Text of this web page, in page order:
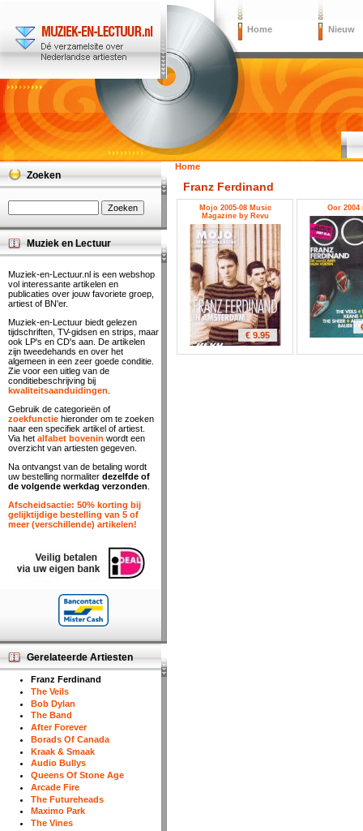
Home Nieuw
Home
Franz Ferdinand
Mojo 2005-08 Music
Magazine by Revu
€ 9.95
Oor 2004
Zoeken
Muziek en Lectuur
Muziek-en-Lectuur.nl is een webshop
vol interessante artikelen en
publicaties over jouw favoriete groep,
artiest of BN'er.
Muziek-en-Lectuur biedt gelezen
tijdschriften, TV-gidsen en strips, maar
ook LP's en CD's aan. De artikelen
zijn tweedehands en over het
algemeen in een zeer goede conditie.
Zie voor een uitleg van de
conditiebeschrijving bij
kwaliteitsaanduidingen
Gebruik de categorieën of
zoekfunctie hieronder om te zoeken
naar een specifiek artikel of artiest.
Via het alfabet bovenin wordt een
overzicht van artiesten gegeven.
Na ontvangst van de betaling wordt
uw bestelling normaliter dezelfde of
de volgende werkdag verzonden
Afscheidsactie: 50% korting bij
gelijktijdige bestelling van 5 of
meer (verschillende) artikelen!
Gerelateerde Artiesten
Franz Ferdinand
The Veils
Bob Dylan
The Band
After Forever
Borads Of Canada
Kraak & Smaak
Audio Bullys
Queens Of Stone Age
Arcade Fire
The Futureheads
Maximo Park
The Vines